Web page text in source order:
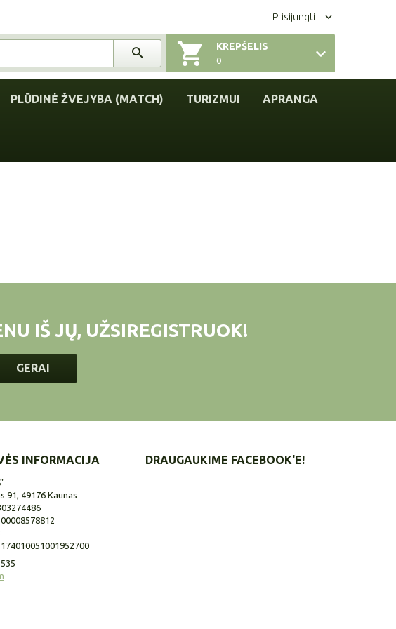
Prisijungti
KREPŠELIS
0
PLŪDINĖ ŽVEJYBA (MATCH) TURIZMUI APRANGA
IŠ JŲ, UŽSIREGISTRUOK!
GERAI
INFORMACIJA
91, 49176 Kaunas
DRAUGAUKIME FACEBOOK'E!